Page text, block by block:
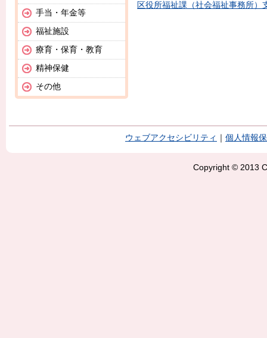
区役所福祉課（社会福祉事務所）
手当・年金等
福祉施設
療育・保育・教育
精神保健
その他
ウェブアクセシビリティ 個人情報
Copyright © 2013